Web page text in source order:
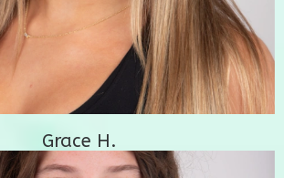
Grace H.